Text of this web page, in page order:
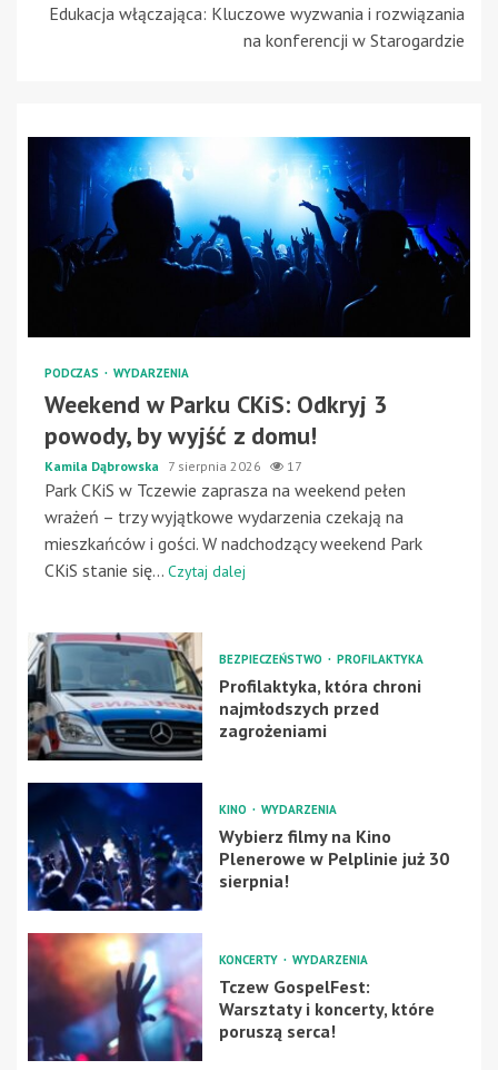
Edukacja włączająca: Kluczowe wyzwania i rozwiązania
na konferencji w Starogardzie
PODCZAS WYDARZENIA
Weekend w Parku CKiS: Odkryj 3
powody, by wyjść z domu!
Kamila Dąbrowska 7 sierpnia 2026 17
Park CKiS w Tczewie zaprasza na weekend pełen
wrażeń – trzy wyjątkowe wydarzenia czekają na
mieszkańców i gości. W nadchodzący weekend Park
CKiS stanie się... Czytaj dalej
BEZPIECZEŃSTWO PROFILAKTYKA
Profilaktyka, która chroni
najmłodszych przed
zagrożeniami
KINO WYDARZENIA
Wybierz filmy na Kino
Plenerowe w Pelplinie już 30
sierpnia!
KONCERTY WYDARZENIA
Tczew GospelFest:
Warsztaty i koncerty, które
poruszą serca!